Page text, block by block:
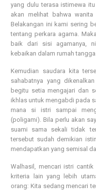
yang dulu terasa istimewa
akan melihat bahwa
Belakangan ini kami sering
tentang perkara agama.
baik dari sisi agamanya,
kebaikan dalam rumah
Kemudian saudara kita
sahabatnya yang
begitu setia mengajari dan
ikhlas untuk mengabdi pada
mana si istri sampai
(poligami). Bila perlu akan
suami sama sekali tidak
tersebut sudah demikian
mendapatkan yang semisal
Walhasil, mencari istri
kriteria lain yang lebih
orang: Kita sedang mencari